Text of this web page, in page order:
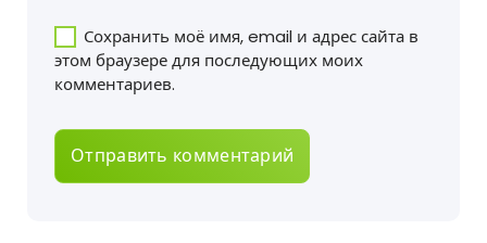
Сохранить моё имя, email и адрес сайта в
этом браузере для последующих моих
комментариев.